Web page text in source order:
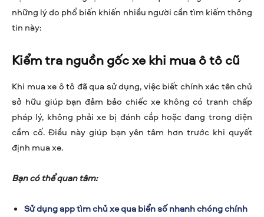
những lý do phổ biến khiến nhiều người cần tìm kiếm thông
tin này:
Kiểm tra nguồn gốc xe khi mua ô tô cũ
Khi mua xe ô tô đã qua sử dụng, việc biết chính xác tên chủ
sở hữu giúp bạn đảm bảo chiếc xe không có tranh chấp
pháp lý, không phải xe bị đánh cắp hoặc đang trong diện
cầm cố. Điều này giúp bạn yên tâm hơn trước khi quyết
định mua xe.
Bạn có thể quan tâm:
Sử dụng app tìm chủ xe qua biển số nhanh chóng chính